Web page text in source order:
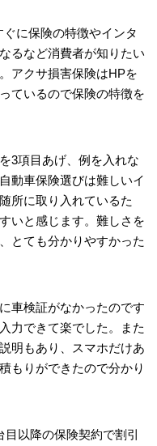
に保険の特徴やインタ
るなど消費者が知りたい
アクサ損害保険はHPを
ているので保険の特徴を
3項目あげ、例を入れな
動車保険選びは難しいイ
所に取り入れているた
いと感じます。難しさを
とても分かりやすかった
車検証がなかったのです
力できて楽でした。また
明もあり、スマホだけあ
もりができたので分かり
以降の保険契約で割引